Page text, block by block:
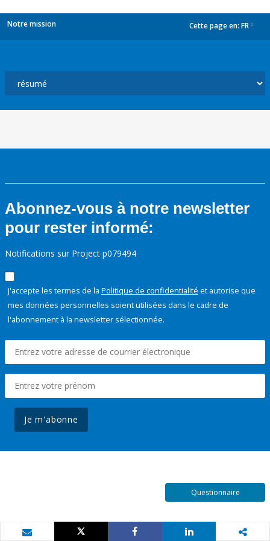
Notre mission Cette page en: FR
Abonnez-vous à notre newsletter
pour rester informé:
Notifications sur Project p079494
J'accepte les termes de la Politique de confidentialité et autorise que
mes données personnelles soient utilisées dans le cadre de
l'abonnement à la newsletter sélectionnée.
Je m'abonne
Questionnaire